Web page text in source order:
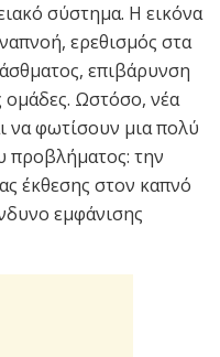
σύστημα. Η εικόνα
ερεθισμός στα
επιβάρυνση
ομάδες. Ωστόσο, νέα
να φωτίσουν μια πολύ
προβλήματος: την
έκθεσης στον καπνό
εμφάνισης